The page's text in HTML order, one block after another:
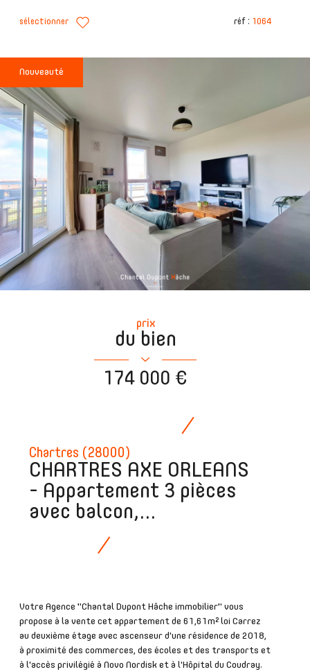
sélectionner réf : 1064
Nouveauté
Chartres (28000)
CHARTRES AXE ORLEANS
- Appartement 3 pièces
avec balcon,...
Votre Agence "Chantal Dupont Hâche immobilier" vous
propose à la vente cet appartement de 61,61m² loi Carrez
au deuxième étage avec ascenseur d'une résidence de 2018,
à proximité des commerces, des écoles et des transports et
à l'accès privilégié à Novo Nordisk et à l'Hôpital du Coudray.
prix
du bien
174 000 €